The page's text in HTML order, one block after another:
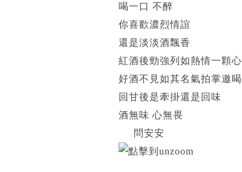
喝一口 不醉
你喜歡濃烈情誼
還是淡淡酒飄香
紅酒後勁強列如熱情一顆心
好酒不見如其名氣拍掌邀暍
回甘後是牽掛還是回味
酒無味 心無畏
問安安